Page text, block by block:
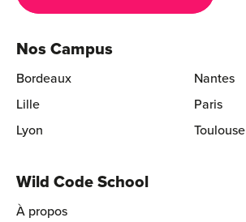
Nos Campus
Bordeaux
Lille
Lyon
Nantes
Paris
Toulouse
Wild Code School
À propos